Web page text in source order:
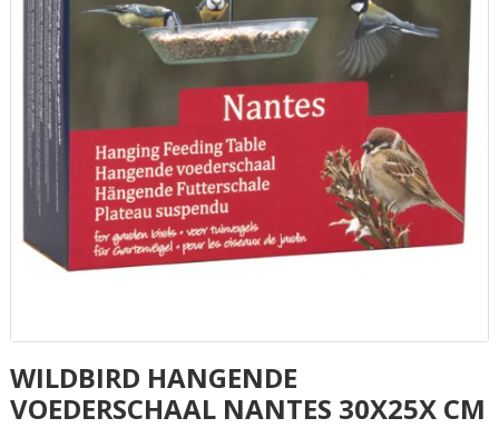
WILDBIRD HANGENDE
VOEDERSCHAAL NANTES 30X25X CM